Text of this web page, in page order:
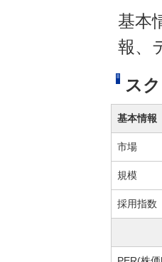
基本
報、
ス
基本情報
市場
規模
採用指数